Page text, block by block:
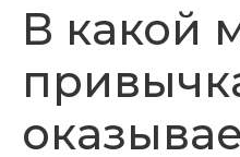
В какой